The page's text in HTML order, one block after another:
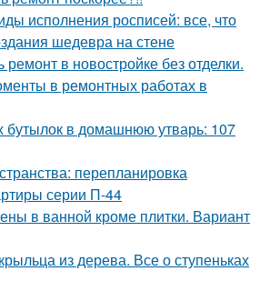
исполнения росписей: все, что
шедевра на стене
ремонт в новостройке без отделки.
в ремонтных работах в
бутылок в домашнюю утварь: 107
перепланировка
серии П-44
в ванной кроме плитки. Вариант
из дерева. Все о ступеньках